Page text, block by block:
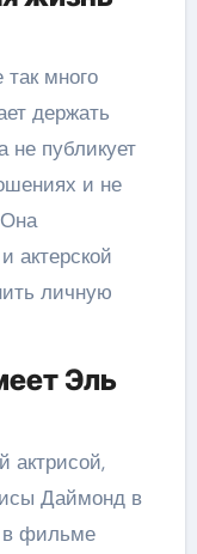
много
держать
публикует
и не
актерской
личную
Эль
актрисой,
Даймонд в
фильме